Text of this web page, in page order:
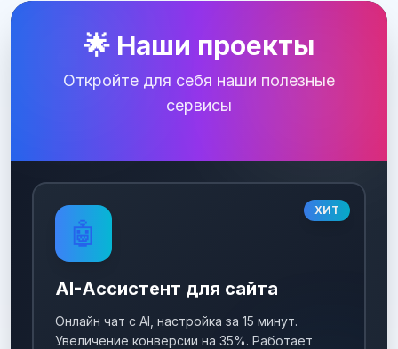
🌟 Наши проекты
Откройте для себя наши полезные
сервисы
ХИТ
🤖
AI-Ассистент для сайта
Онлайн чат с AI, настройка за 15 минут.
Увеличение конверсии на 35%. Работает